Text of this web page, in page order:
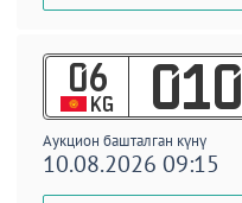
06
KG 010
Аукцион башталган күнү
10.08.2026 09:15